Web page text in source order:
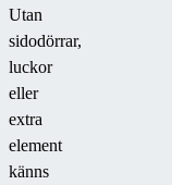
Utan
sidodörrar,
luckor
eller
extra
element
känns